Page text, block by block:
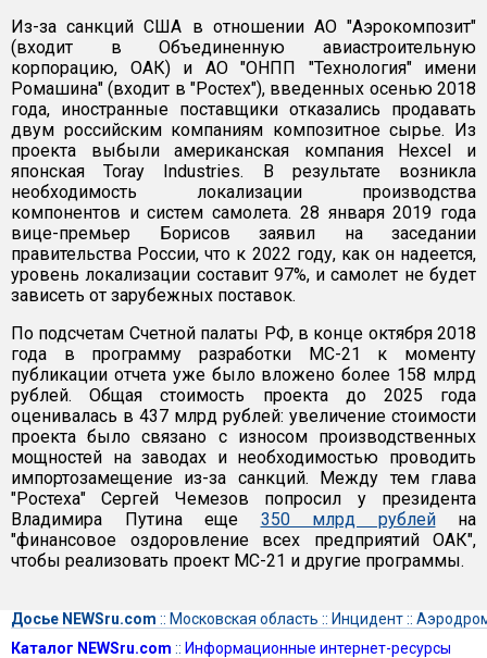
Из-за санкций США в отношении АО "Аэрокомпозит"
(входит в Объединенную авиастроительную
корпорацию, ОАК) и АО "ОНПП "Технология" имени
Ромашина" (входит в "Ростех"), введенных осенью 2018
года, иностранные поставщики отказались продавать
двум российским компаниям композитное сырье. Из
проекта выбыли американская компания Hexcel и
японская Toray Industries. В результате возникла
необходимость локализации производства
компонентов и систем самолета. 28 января 2019 года
вице-премьер Борисов заявил на заседании
правительства России, что к 2022 году, как он надеется,
уровень локализации составит 97%, и самолет не будет
зависеть от зарубежных поставок.
По подсчетам Счетной палаты РФ, в конце октября 2018
года в программу разработки МС-21 к моменту
публикации отчета уже было вложено более 158 млрд
рублей. Общая стоимость проекта до 2025 года
оценивалась в 437 млрд рублей: увеличение стоимости
проекта было связано с износом производственных
мощностей на заводах и необходимостью проводить
импортозамещение из-за санкций. Между тем глава
"Ростеха" Сергей Чемезов попросил у президента
Владимира Путина еще 350 млрд рублейна
"финансовое оздоровление всех предприятий ОАК",
чтобы реализовать проект МС-21 и другие программы.
Досье NEWSru.com :: Московская область :: Инцидент::
Каталог NEWSru.com :: Информационные интернет-ресурсы